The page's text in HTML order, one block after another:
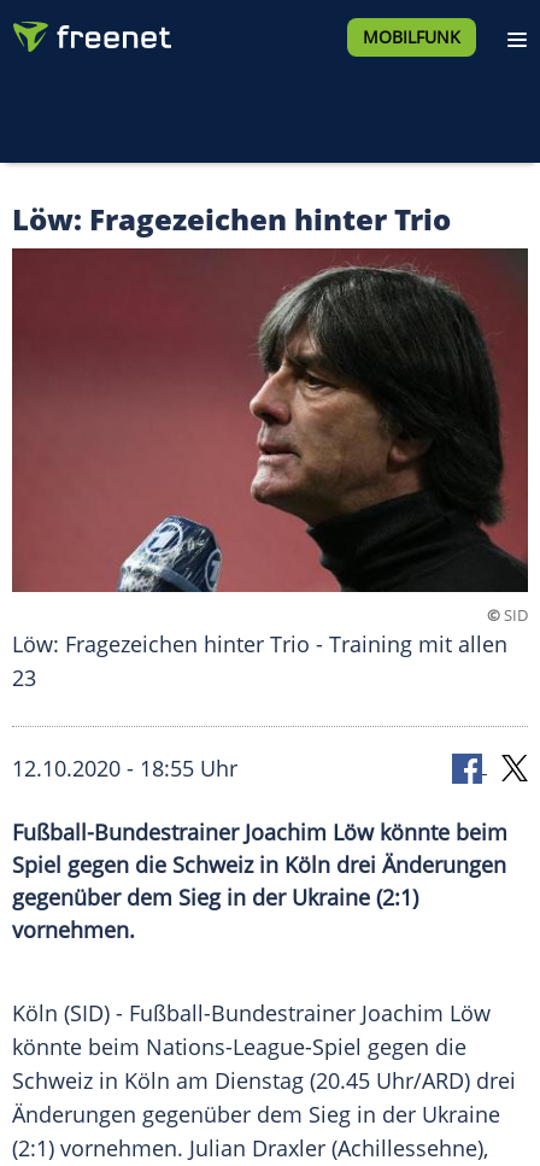
MOBILFUNK
Löw: Fragezeichen hinter Trio
©SID
Löw: Fragezeichen hinter Trio - Training mit allen
23
12.10.2020 - 18:55 Uhr
Fußball-Bundestrainer Joachim Löw könnte beim
Spiel gegen die Schweiz in Köln drei Änderungen
gegenüber dem Sieg in der Ukraine (2:1)
vornehmen.
Köln (SID) - Fußball-Bundestrainer Joachim Löw
könnte beim Nations-League-Spiel gegen die
Schweiz in Köln am Dienstag (20.45 Uhr/ARD) drei
Änderungen gegenüber dem Sieg in der Ukraine
(2:1) vornehmen. Julian Draxler (Achillessehne),